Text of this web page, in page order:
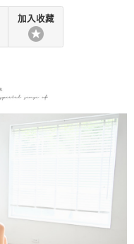
加入收藏